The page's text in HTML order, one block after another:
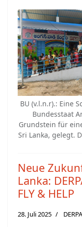
BU (v.l.n.r).: Eine
Bundesstaat
Grundstein für
Sri Lanka, gelegt.
Neue
Lanka:
FLY & HELP
28. Juli 2025